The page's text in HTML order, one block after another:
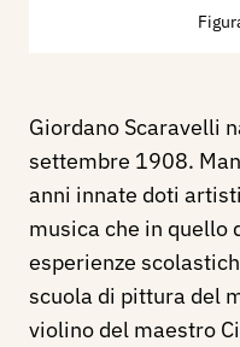
Giordano Scaravelli
settembre 1908.
anni innate doti
musica che in quello
esperienze
scuola di pittura del
violino del maestro